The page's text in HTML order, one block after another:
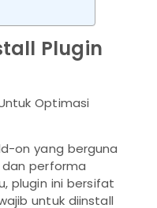
Plugin
on yang berguna
performa
plugin ini bersifat
untuk diinstall